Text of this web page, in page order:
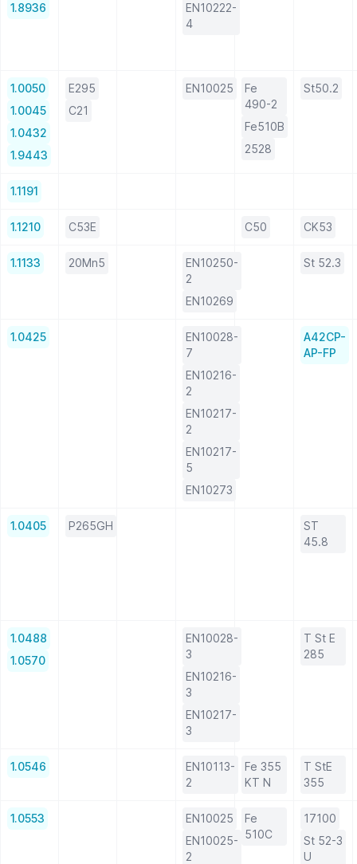
1.8936
EN10222-
4
1.0050
1.0045
1.0432
1.9443
E295
C21
EN10025
Fe
490-2
Fe510B
2528
St50.2
1.1191
1.1210 C53E C50 CK53
1.1133 20Mn5
EN10250-
2
EN10269
St 52.3
1.0425
EN10028-
7
EN10216-
2
EN10217-
2
EN10217-
5
EN10273
A42CP-
AP-FP
1.0405 P265GH
ST
45.8
1.0488
1.0570
EN10028-
3
EN10216-
3
EN10217-
3
T St E
285
1.0546
EN10113-
2
Fe 355
KT N
T StE
355
1.0553
EN10025
EN10025-
2
Fe
510C
17100
St 52-3
U